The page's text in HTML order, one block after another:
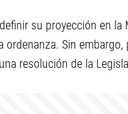
su proyección en
ordenanza. Sin
resolución de la